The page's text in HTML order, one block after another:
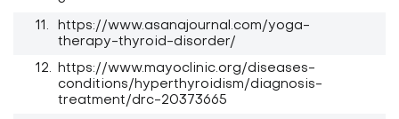
https://www.asanajournal.com/yoga-
therapy-thyroid-disorder/
https://www.mayoclinic.org/diseases-
conditions/hyperthyroidism/diagnosis-
treatment/drc-20373665